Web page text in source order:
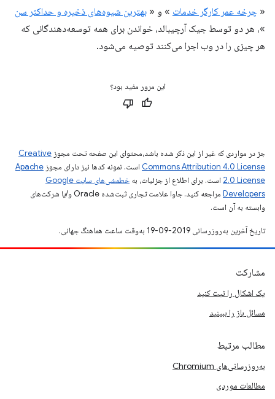
« چرخه عمر کارگر خدمات » و « بهترین شیوه‌های ذخیره و حداکثر سن
»، هر دو توسط جیک آرچیبالد، خواندن برای همه توسعه‌دهندگانی که
هر چیزی را در وب اجرا می‌کنند توصیه می‌شود.
این مرور مفید بود؟
جز در مواردی که غیر از این ذکر شده باشد،‌محتوای این صفحه تحت مجوز Creative
Commons Attribution 4.0 License است. نمونه کدها نیز دارای مجوز Apache
2.0 License است. برای اطلاع از جزئیات، به
خطمشی‌های سایت Google
Developers‏
مراجعه کنید. جاوا علامت تجاری ثبت‌شده Oracle و/یا شرکت‌های
وابسته به آن است.
تاریخ آخرین به‌روزرسانی 2019-09-19 به‌وقت ساعت هماهنگ جهانی.
مشارکت
یک اشکال را ثبت کنید
مسائل باز را ببینید
مطالب مرتبط
به‌روزرسانی‌های Chromium
مطالعات موردی